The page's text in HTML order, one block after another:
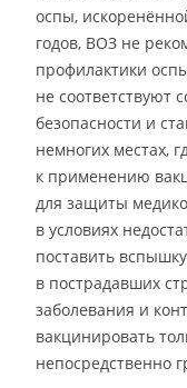
оспы,
годов, ВОЗ не
профилактики
не соответствуют
безопасности и
немногих местах,
к применению
для защиты
в условиях
поставить
в пострадавших
заболевания и
вакцинировать
непосредственно